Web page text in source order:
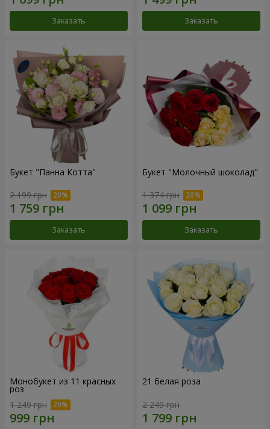
Заказать Заказать
Букет "Панна Котта"
2 199 грн
Заказать
Букет "Молочный шоколад"
1 374 грн
Заказать
Монобукет из 11 красных
роз
1 249 грн
21 белая роза
2 249 грн